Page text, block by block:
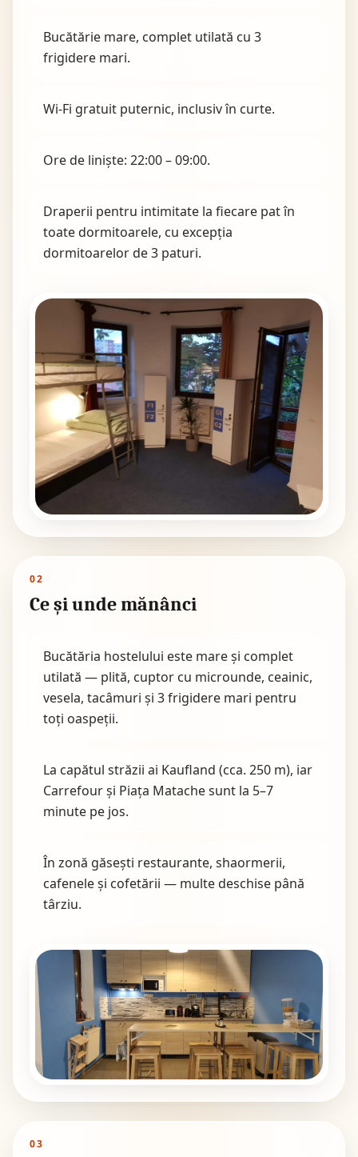
Bucătărie mare, complet utilată cu 3
frigidere mari.
Wi-Fi gratuit puternic, inclusiv în curte.
Ore de liniște: 22:00 – 09:00.
Draperii pentru intimitate la fiecare pat în
toate dormitoarele, cu excepția
dormitoarelor de 3 paturi.
02
Ce și unde mănânci
Bucătăria hostelului este mare și complet
utilată — plită, cuptor cu microunde, ceainic,
vesela, tacâmuri și 3 frigidere mari pentru
toți oaspeții.
La capătul străzii ai Kaufland (cca. 250 m), iar
Carrefour și Piața Matache sunt la 5–7
minute pe jos.
În zonă găsești restaurante, shaormerii,
cafenele și cofetării — multe deschise până
târziu.
03